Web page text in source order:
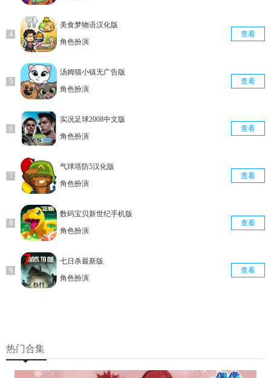
美食梦物语汉化版
角色扮演
查看
汤姆猫小镇无广告版
角色扮演
查看
实况足球2008中文版
角色扮演
查看
气球塔防5汉化版
角色扮演
查看
数码宝贝新世纪手机版
角色扮演
查看
七日杀最新版
角色扮演
查看
热门合集